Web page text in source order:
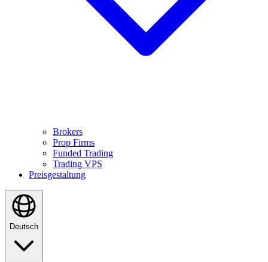
Brokers
Prop Firms
Funded Trading
Trading VPS
Preisgestaltung
Deutsch